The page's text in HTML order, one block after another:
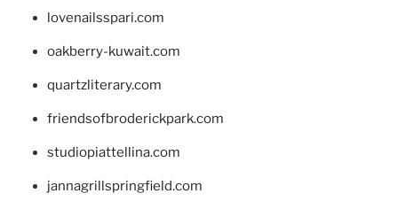
lovenailsspari.com
oakberry-kuwait.com
quartzliterary.com
friendsofbroderickpark.com
studiopiattellina.com
jannagrillspringfield.com